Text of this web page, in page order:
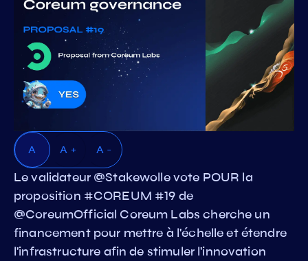
A A + A -
Le validateur @Stakewolle vote POUR la
proposition #COREUM #19 de
@CoreumOfficial Coreum Labs cherche un
financement pour mettre à l'échelle et étendre
l'infrastructure afin de stimuler l'innovation